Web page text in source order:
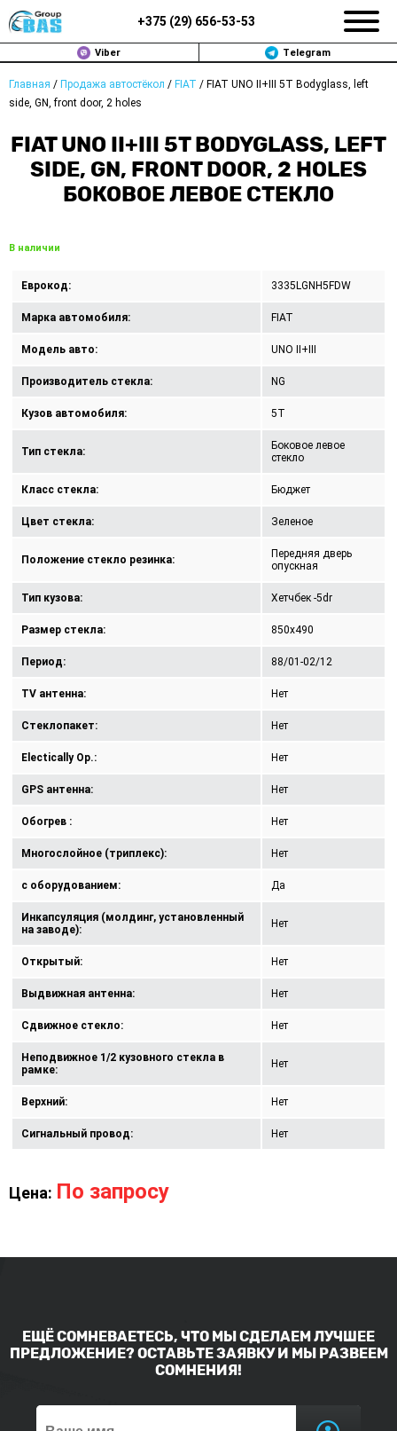
+375 (29) 656-53-53
Viber Telegram
Главная / Продажа автостёкол / FIAT / FIAT UNO II+III 5T Bodyglass, left
side, GN, front door, 2 holes
FIAT UNO II+III 5T BODYGLASS, LEFT
SIDE, GN, FRONT DOOR, 2 HOLES
БОКОВОЕ ЛЕВОЕ СТЕКЛО
В наличии
Еврокод: 3335LGNH5FDW
Марка автомобиля: FIAT
Модель авто: UNO II+III
Производитель стекла: NG
Кузов автомобиля: 5T
Тип стекла:
Боковое левое
стекло
Класс стекла: Бюджет
Цвет стекла: Зеленое
Положение стекло резинка:
Передняя дверь
опускная
Тип кузова: Хетчбек -5dr
Размер стекла: 850x490
Период: 88/01-02/12
TV антенна: Нет
Стеклопакет: Нет
Electically Op.: Нет
GPS антенна: Нет
Обогрев : Нет
Многослойное (триплекс): Нет
с оборудованием: Да
Инкапсуляция (молдинг, установленный
на заводе):
Нет
Открытый: Нет
Выдвижная антенна: Нет
Сдвижное стекло: Нет
Неподвижное 1/2 кузовного стекла в
рамке:
Нет
Верхний: Нет
Сигнальный провод: Нет
Цена: По запросу
ЕЩЁ СОМНЕВАЕТЕСЬ, ЧТО МЫ СДЕЛАЕМ ЛУЧШЕЕ
ПРЕДЛОЖЕНИЕ? ОСТАВЬТЕ ЗАЯВКУ И МЫ РАЗВЕЕМ
СОМНЕНИЯ!
ЗАМЕНА АВТОСТЕКОЛ В МИНСКЕ
ПРОДАЖА АВТОСТЁКОЛ
РЕМОНТ
ПОЛИТИКА КОНФИДЕНЦИАЛЬНОСТИ